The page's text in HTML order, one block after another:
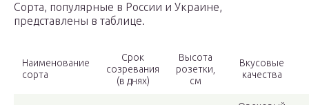
Сорта, популярные в России и Украине,
представлены в таблице.
Наименование
сорта
Срок
созревания
(в днях)
Высота
розетки,
см
Вкусовые
качества